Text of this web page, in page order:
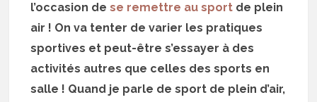
l’occasion dese remettre au sport de plein
air ! On va tenter de varier les pratiques
sportives et peut-être s’essayer à des
activités autres que celles des sports en
salle ! Quand je parle de sport de plein d’air,